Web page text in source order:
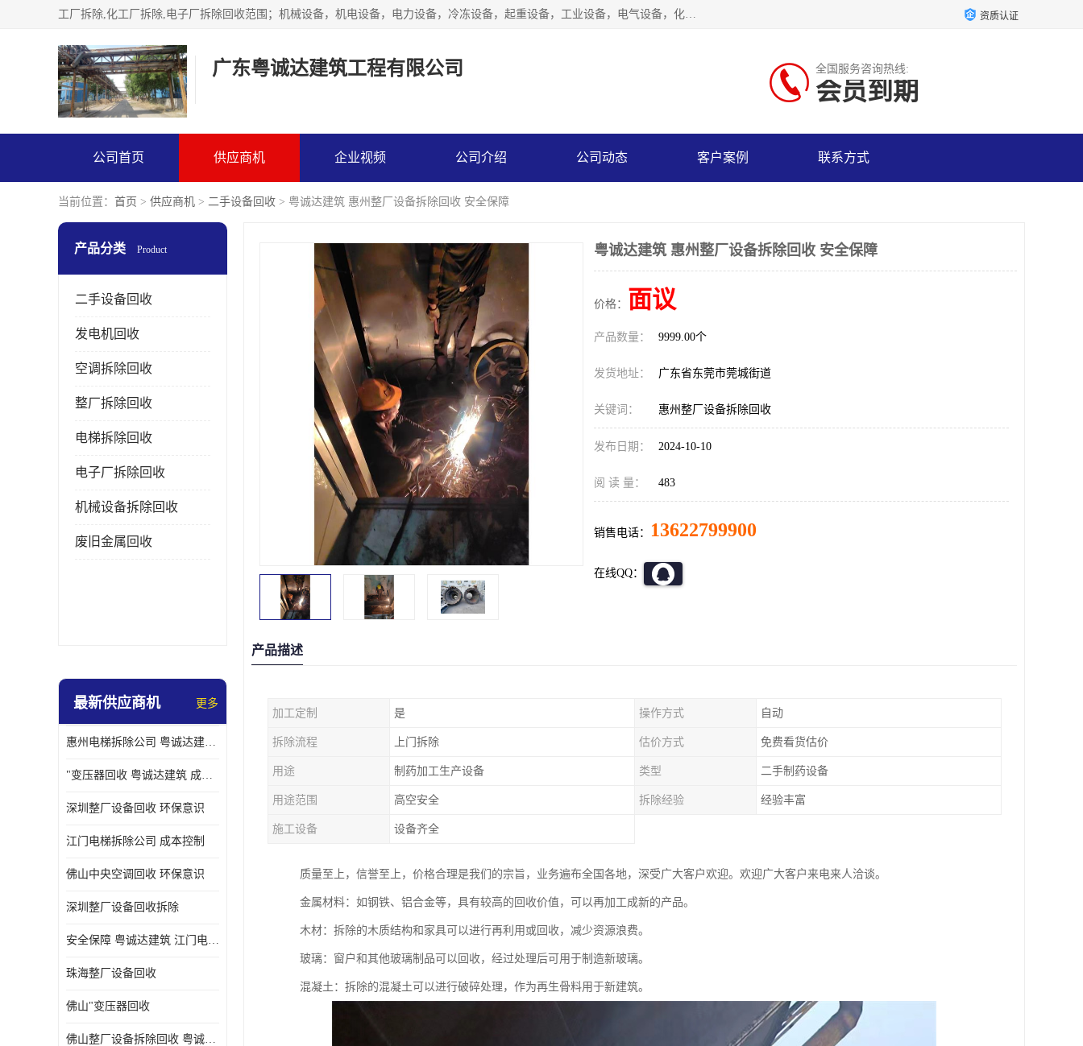
工厂拆除,化工厂拆除,电子厂拆除回收范围；机械设备，机电设备，电力设备，冷冻设备，起重设备，工业设备，电气设备，化工设备，木工设备，纺织设备，印染设备，水洗设备，电力物资，废旧金属，废旧物资，二手锅炉，二手电梯。 资质认证
广东粤诚达建筑工程有限公司 全国服务咨询热线:
会员到期
公司首页 供应商机 企业视频 公司介绍 公司动态 客户案例 联系方式
当前位置： 首页 > 供应商机 > 二手设备回收 > 粤诚达建筑 惠州整厂设备拆除回收 安全保障
产品分类 Product
二手设备回收
发电机回收
空调拆除回收
整厂拆除回收
电梯拆除回收
电子厂拆除回收
机械设备拆除回收
废旧金属回收
最新供应商机 更多
惠州电梯拆除公司 粤诚达建筑 安全保障
"变压器回收 粤诚达建筑 成本控制
深圳整厂设备回收 环保意识
江门电梯拆除公司 成本控制
佛山中央空调回收 环保意识
深圳整厂设备回收拆除
安全保障 粤诚达建筑 江门电梯拆除公司
珠海整厂设备回收
佛山"变压器回收
佛山整厂设备拆除回收 粤诚达建筑 环保意识
粤诚达建筑 惠州整厂设备拆除回收 安全保障
价格： 面议
产品数量： 9999.00个
发货地址： 广东省东莞市莞城街道
关键词： 惠州整厂设备拆除回收
发布日期： 2024-10-10
阅 读 量： 483
销售电话： 13622799900
在线QQ：
产品描述
加工定制 是 操作方式 自动
拆除流程 上门拆除 估价方式 免费看货估价
用途 制药加工生产设备 类型 二手制药设备
用途范围 高空安全 拆除经验 经验丰富
施工设备 设备齐全
质量至上，信誉至上，价格合理是我们的宗旨，业务遍布全国各地，深受广大客户欢迎。欢迎广大客户来电来人洽谈。
金属材料：如钢铁、铝合金等，具有较高的回收价值，可以再加工成新的产品。
木材：拆除的木质结构和家具可以进行再利用或回收，减少资源浪费。
玻璃：窗户和其他玻璃制品可以回收，经过处理后可用于制造新玻璃。
混凝土：拆除的混凝土可以进行破碎处理，作为再生骨料用于新建筑。